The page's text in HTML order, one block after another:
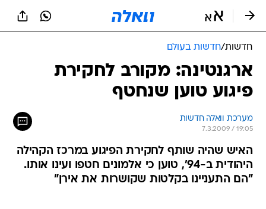
חדשות/חדשות בעולם
ארגנטינה: מקורב לחקירת
פיגוע טוען שנחטף
מערכת וואלה חדשות
7.3.2009 / 19:05
האיש שהיה שותף לחקירת הפיגוע במרכז הקהילה
היהודית ב-94', טוען כי אלמונים חטפו ועינו אותו.
"הם התעניינו בקלטות שקושרות את אירן"